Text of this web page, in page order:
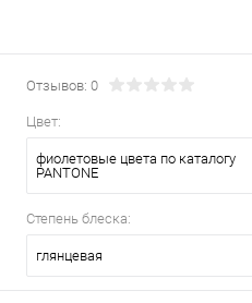
Отзывов: 0
Цвет:
фиолетовые цвета по каталогу
PANTONE
Степень блеска:
глянцевая